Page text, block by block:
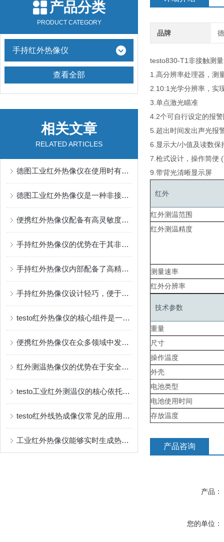
产品分类
PRODUCT CATEGORY
手持红外热像仪
查看全部
相关文章
RELATED ARTICLES
德图工业红外热像仪在使用时有几个要点需要注意
德图工业红外热像仪是一种非接触式测温工具
便携红外热像仪配备有高灵敏度探测器
手持红外热像仪的优势在于其非接触式的检测方式
手持红外热像仪内部配备了高精度红外探测器
手持红外热像仪设计轻巧，便于携带和操作
testo红外热像仪的核心组件是一个焦平面阵列探测器
便携红外热像仪在众多领域中发挥着重要作用
红外测温热像仪的优势在于安全、直观且多功能
testo工业红外测温仪的核心依托是物体的红外辐射特性
testo红外线热成像仪常见的应用场景如下
工业红外热像仪能够实时生成热图像
品牌
testo830-T1非接触测
1.高分辨率处理器，测
2.10:1光学分辨率，实
3.单点激光瞄准
4.2个可自行设定的报
5.超出时间发出声光报
6.显示大/小值及读数保
7.枪式设计，操作简便
9.带背光清晰显示屏
红外
红外测温范围
红外测温精度
测量速率
红外分辨率
技术参数
重量
尺寸
操作温度
外壳
电池类型
电池使用时间
存放温度
产品咨询
产品：
您的单位：